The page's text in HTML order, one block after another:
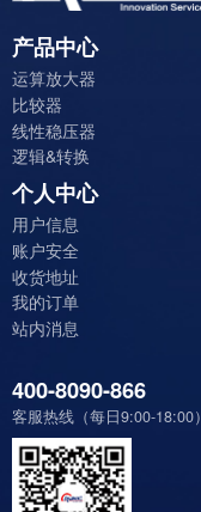
产品中心
运算放大器
比较器
线性稳压器
逻辑&转换
个人中心
用户信息
账户安全
收货地址
我的订单
站内消息
400-8090-866
客服热线（每日9:00-18:00）